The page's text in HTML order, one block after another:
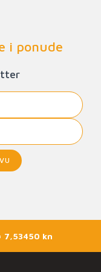
i ponude
7,53450 kn